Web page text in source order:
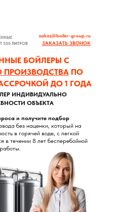
и получите подбор
без наценки, который на
в горячей воде, с легкой
в течении 8 лет бесперебойной
работы.
БОЙЛЕРЫ С
ПРОИЗВОДСТВАПО
ДО 1 ГОДА
ИНДИВИДУАЛЬНО
ОБЪЕКТА
500 ЛИТРОВ
zakaz@boiler-group.ru
ЗАКАЗАТЬ ЗВОНОК